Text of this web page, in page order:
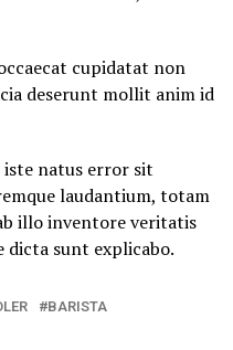
cupidatat non
deserunt mollit anim id
iste natus error sit
laudantium, totam
illo inventore veritatis
dicta sunt explicabo.
BARISTA